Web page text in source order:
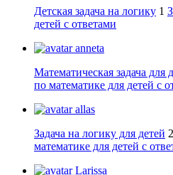
Детская задача на логику 1
детей с ответами
anneta
Математическая задача для
по математике для детей с
allas
Задача на логику для детей 2
математике для детей с
Larissa